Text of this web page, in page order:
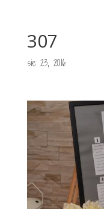
307
sie 23, 2016